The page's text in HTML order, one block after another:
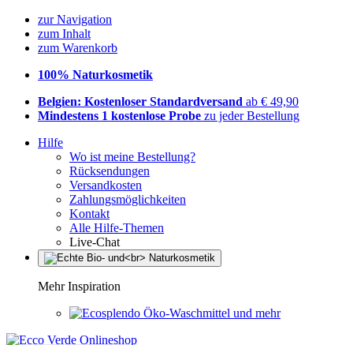
zur Navigation
zum Inhalt
zum Warenkorb
100% Naturkosmetik
Belgien: Kostenloser Standardversand ab € 49,90
Mindestens 1 kostenlose Probe zu jeder Bestellung
Hilfe
Wo ist meine Bestellung?
Rücksendungen
Versandkosten
Zahlungsmöglichkeiten
Kontakt
Alle Hilfe-Themen
Live-Chat
Mehr Inspiration
Öko-Waschmittel und mehr